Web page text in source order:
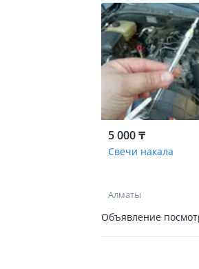
5 000 ₸
Свечи накала
Алматы
Объявление